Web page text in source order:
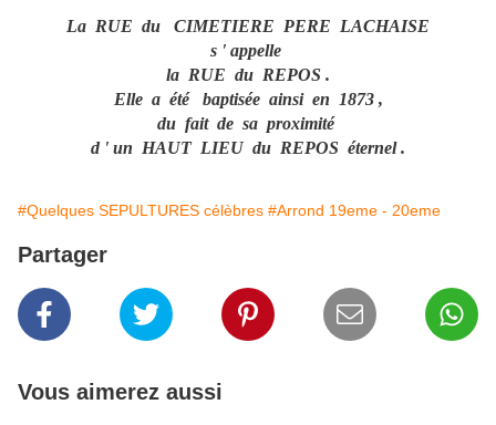
La RUE du CIMETIERE PERE LACHAISE
s ' appelle
la RUE du REPOS .
Elle a été baptisée ainsi en 1873 ,
du fait de sa proximité
d ' un HAUT LIEU du REPOS éternel .
#Quelques SEPULTURES célèbres #Arrond 19eme - 20eme
Partager
Vous aimerez aussi